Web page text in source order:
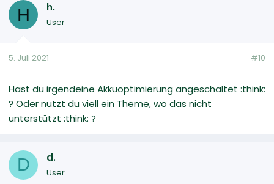
H h.
User
5. Juli 2021 #10
Hast du irgendeine Akkuoptimierung angeschaltet :think:
? Oder nutzt du viell ein Theme, wo das nicht
unterstützt :think: ?
D d.
User